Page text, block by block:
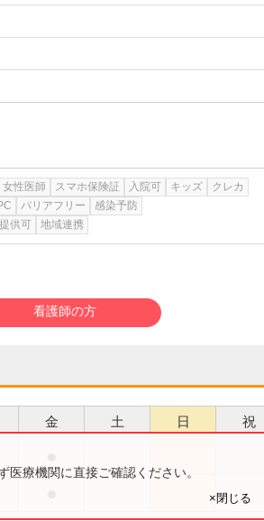
女性医師 スマホ保険証 入院可 キッズ
クレカ
バリアフリー
感染予防
供可 地域連携
看護師の方
金 土 日 祝
療機関に直接ご確認ください。
×閉じる